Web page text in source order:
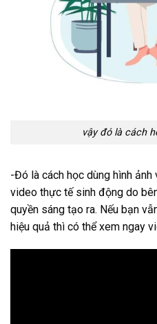
vậy đó là cách
-Đó là cách học dùng hình
video thực tế sinh động do
quyền sáng tạo ra. Nếu bạn
hiệu quả thì có thể xem ngay